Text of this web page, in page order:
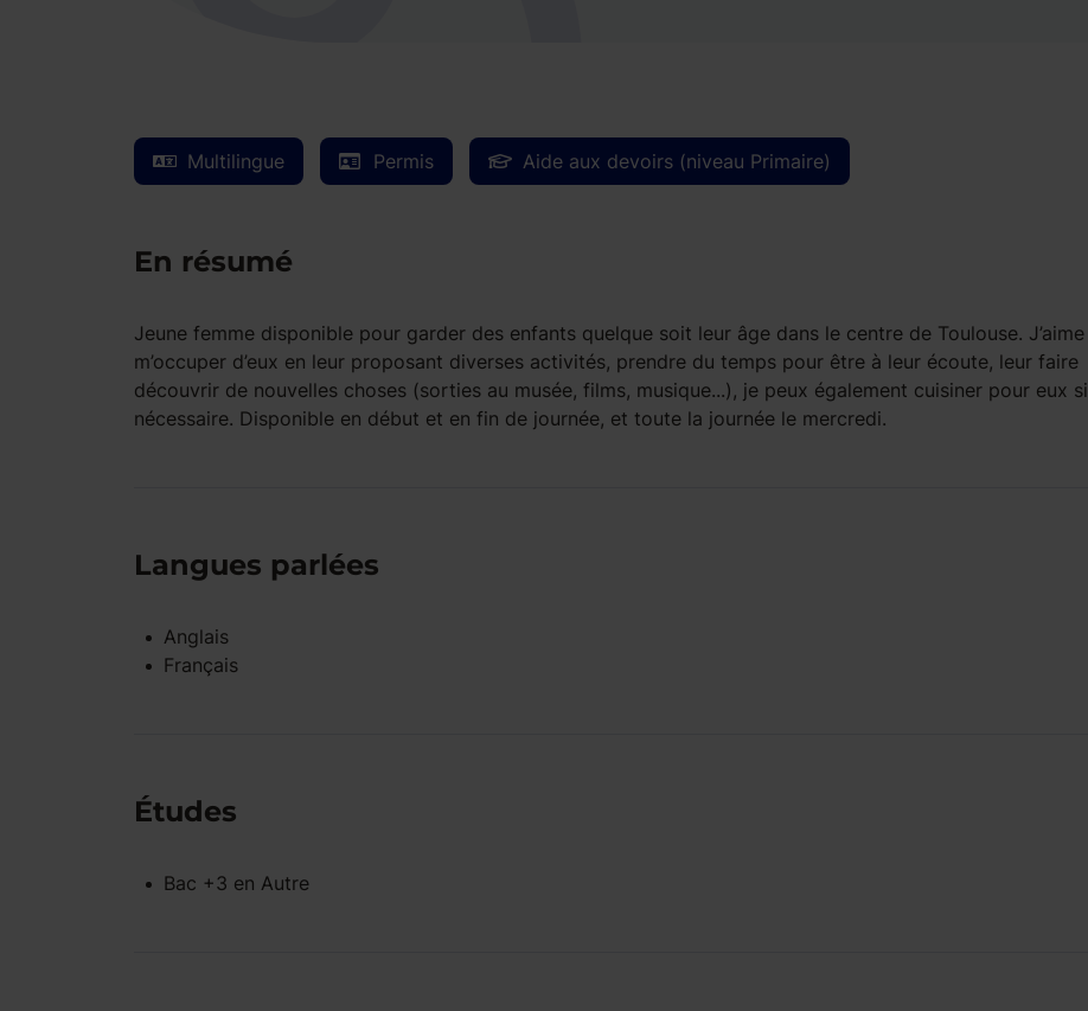
Multilingue Permis Aide aux devoirs (niveau Primaire)
En résumé
Jeune femme disponible pour garder des enfants quelque soit leur âge dans le centre de Toulouse. J’aime
m’occuper d’eux en leur proposant diverses activités, prendre du temps pour être à leur écoute, leur faire
découvrir de nouvelles choses (sorties au musée, films, musique...), je peux également cuisiner pour eux si
nécessaire. Disponible en début et en fin de journée, et toute la journée le mercredi.
Langues parlées
Anglais
Français
Études
Bac +3 en Autre